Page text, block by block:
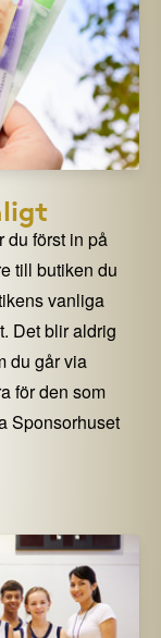
du först in på
till butiken du
vanliga
Det blir aldrig
du går via
för den som
Sponsorhuset